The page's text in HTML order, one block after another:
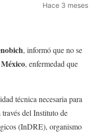
Hace 3 meses
, informó que no se
México, enfermedad que
técnica necesaria para
través del Instituto de
(InDRE), organismo